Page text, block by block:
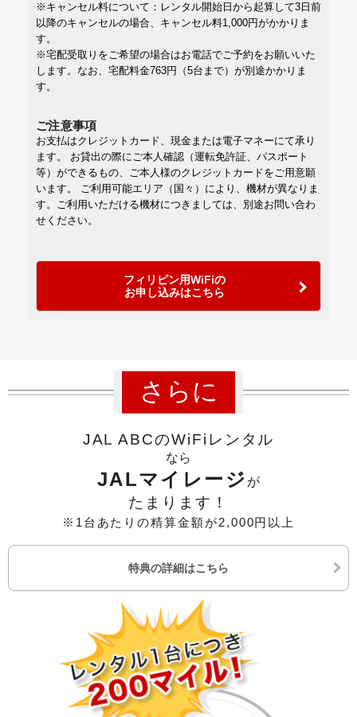
※キャンセル料について：レンタル開始日から起算して3日前
以降のキャンセルの場合、キャンセル料1,000円がかかりま
す。
※宅配受取りをご希望の場合はお電話でご予約をお願いいた
します。なお、宅配料金763円（5台まで）が別途かかりま
す。
ご注意事項
お支払はクレジットカード、現金または電子マネーにて承り
ます。 お貸出の際にご本人確認（運転免許証、パスポート
等）ができるもの、ご本人様のクレジットカードをご用意願
います。 ご利用可能エリア（国々）により、機材が異なりま
す。ご利用いただける機材につきましては、別途お問い合わ
せください。
フィリピン用WiFiの
お申し込みはこちら
さらに
JAL ABCのWiFiレンタル
なら
JALマイレージ が
たまります！
※1台あたりの精算金額が2,000円以上
特典の詳細はこちら